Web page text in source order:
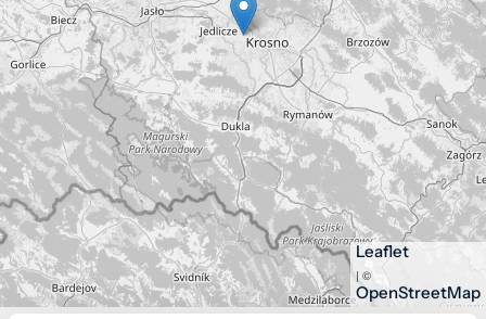
Leaflet
| ©
OpenStreetMap